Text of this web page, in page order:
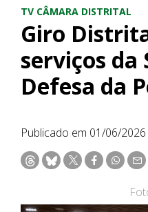
TV CÂMARA DISTRITAL
Giro
serviços da
Defesa da
Publicado em 01/06/